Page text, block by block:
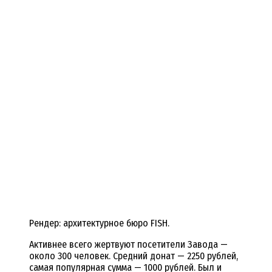
Рендер: архитектурное бюро FISH.
Активнее всего жертвуют посетители Завода —
около 300 человек. Средний донат — 2250 рублей,
самая популярная сумма — 1000 рублей. Был и